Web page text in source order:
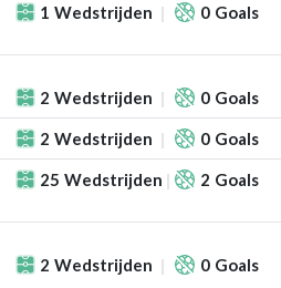
1 Wedstrijden 0 Goals
2 Wedstrijden 0 Goals
2 Wedstrijden 0 Goals
25 Wedstrijden 2 Goals
2 Wedstrijden 0 Goals